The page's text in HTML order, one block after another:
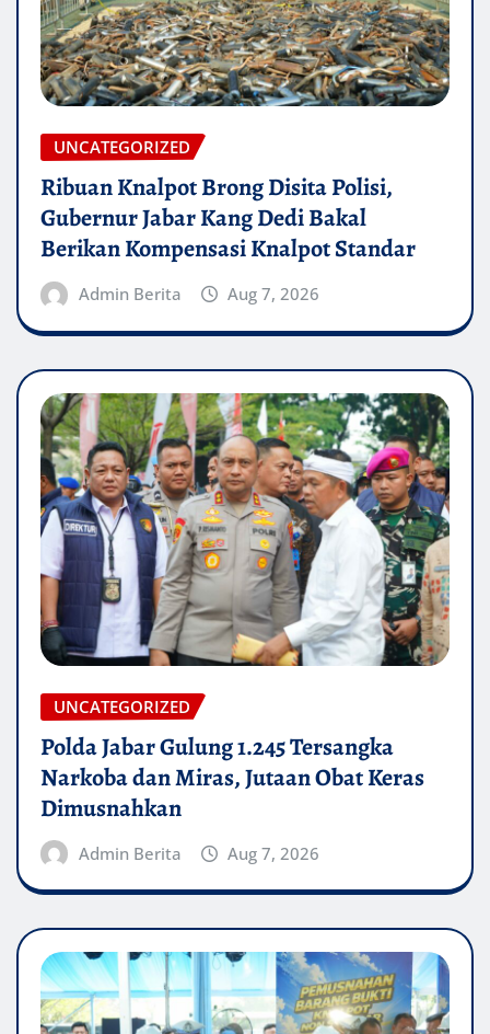
UNCATEGORIZED
Ribuan Knalpot Brong Disita Polisi,
Gubernur Jabar Kang Dedi Bakal
Berikan Kompensasi Knalpot Standar
Admin Berita Aug 7, 2026
UNCATEGORIZED
Polda Jabar Gulung 1.245 Tersangka
Narkoba dan Miras, Jutaan Obat Keras
Dimusnahkan
Admin Berita Aug 7, 2026